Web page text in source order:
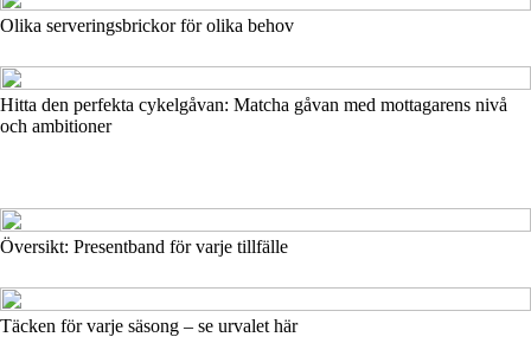
Olika serveringsbrickor för olika behov
Hitta den perfekta cykelgåvan: Matcha gåvan med mottagarens nivå
och ambitioner
Översikt: Presentband för varje tillfälle
Täcken för varje säsong – se urvalet här